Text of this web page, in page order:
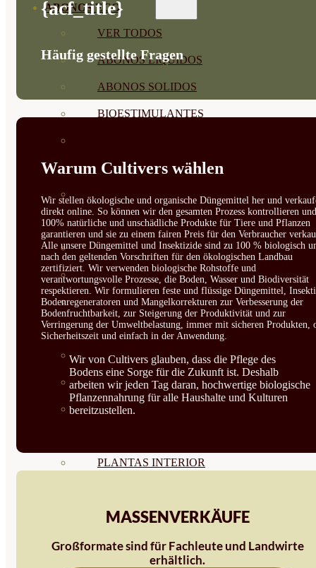
ABONOS ECO
VER TODOS
ABONOS LÍQUIDOS
ABONOS SOLIDOS
BIOESTIMULANTES
DECORATIVAS
CORRECTORES DE
CARENCIAS
ENRAIZANTES
MADURACIÓN Y ENGORDE
REGENERADORES DEL
SUELO
ÁCIDOS HÚMICOS
MATERIAS PRIMAS
PROTECCIÓN CULTIVOS Y
PLANTAS INTERIOR
VER TODAS
{acf_title}
Häufig gestellte Fragen
Warum Cultivers wählen
Wir stellen ökologische und organische Düngemittel her und
direkt online. So können wir den gesamten Prozess kontrollieren und
100% natürliche und unschädliche Produkte für Tiere und Pflanzen
garantieren und sie zu einem fairen Preis für den Verbraucher
Alle unsere Düngemittel und Insektizide sind zu 100 % biologisch
nach den geltenden Vorschriften für den ökologischen Landbau
zertifiziert. Wir verwenden biologische Rohstoffe und
verantwortungsvolle Prozesse, die Boden, Wasser und Biodiversität
respektieren. Wir formulieren feste und flüssige Düngemittel,
Bodenregeneratoren und Mangelkorrekturen zur Verbesserung der
Bodenfruchtbarkeit, zur Steigerung der Produktivität und zur
Verringerung der Umweltbelastung, immer mit sicheren Produkten,
Sicherheitszeit und einfach in der Anwendung.
Wir von Cultivers glauben, dass die Pflege des
Bodens eine Sorge für die Zukunft ist. Deshalb
arbeiten wir jeden Tag daran, hochwertige biologische
Pflanzennahrung für alle Haushalte und Kulturen
bereitzustellen.
MASSENVERKÄUFE
Großformate sind für Fachleute und Landwirte
erhältlich.